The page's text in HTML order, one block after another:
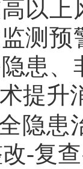
以
测
患
提升
隐患
-复